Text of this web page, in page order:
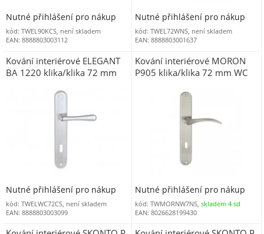
Nutné přihlášení pro nákup
kód: TWEL90KCS, není skladem
EAN: 8888803003112
Nutné přihlášení pro nákup
kód: TWEL72WNS, není skladem
EAN: 8888803001637
Kování interiérové ELEGANT
BA 1220 klika/klika 72 mm
Nutné přihlášení pro nákup
kód: TWELWC72CS, není skladem
EAN: 8888803003099
Kování interiérové MORON
P905 klika/klika 72 mm WC
Nutné přihlášení pro nákup
kód: TWMORNW7NS,skladem 4 sd
EAN: 8026628199430